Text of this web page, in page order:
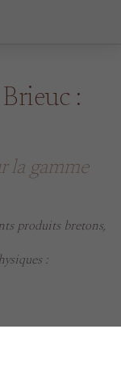
:
la gamme
produits bretons,
: